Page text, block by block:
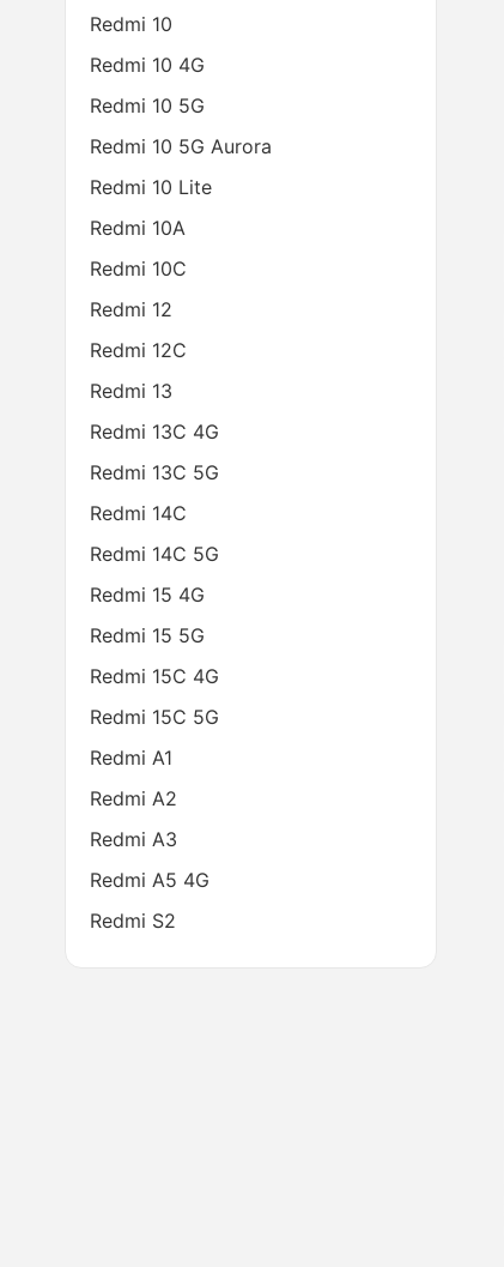
Redmi 10
Redmi 10 4G
Redmi 10 5G
Redmi 10 5G Aurora
Redmi 10 Lite
Redmi 10A
Redmi 10C
Redmi 12
Redmi 12C
Redmi 13
Redmi 13C 4G
Redmi 13C 5G
Redmi 14C
Redmi 14C 5G
Redmi 15 4G
Redmi 15 5G
Redmi 15C 4G
Redmi 15C 5G
Redmi A1
Redmi A2
Redmi A3
Redmi A5 4G
Redmi S2